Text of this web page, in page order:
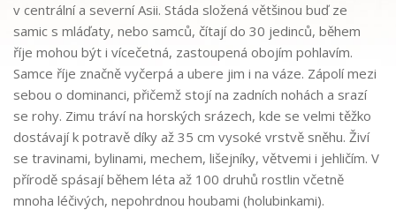
v centrální a severní Asii. Stáda složená většinou buď ze
samic s mláďaty, nebo samců, čítají do 30 jedinců, během
říje mohou být i vícečetná, zastoupená obojím pohlavím.
Samce říje značně vyčerpá a ubere jim i na váze. Zápolí mezi
sebou o dominanci, přičemž stojí na zadních nohách a srazí
se rohy. Zimu tráví na horských srázech, kde se velmi těžko
dostávají k potravě díky až 35 cm vysoké vrstvě sněhu. Živí
se travinami, bylinami, mechem, lišejníky, větvemi i jehličím. V
přírodě spásají během léta až 100 druhů rostlin včetně
mnoha léčivých, nepohrdnou houbami (holubinkami).